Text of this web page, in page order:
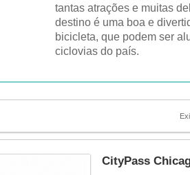
tantas atrações e muitas
destino é uma boa e
bicicleta, que podem ser
ciclovias do país.
CityPass